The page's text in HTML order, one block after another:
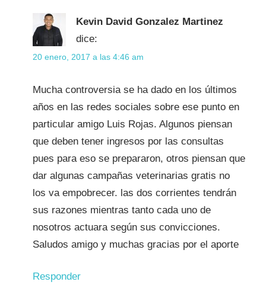
Kevin David Gonzalez Martinez
dice:
20 enero, 2017 a las 4:46 am
Mucha controversia se ha dado en los últimos
años en las redes sociales sobre ese punto en
particular amigo Luis Rojas. Algunos piensan
que deben tener ingresos por las consultas
pues para eso se prepararon, otros piensan que
dar algunas campañas veterinarias gratis no
los va empobrecer. las dos corrientes tendrán
sus razones mientras tanto cada uno de
nosotros actuara según sus convicciones.
Saludos amigo y muchas gracias por el aporte
Responder